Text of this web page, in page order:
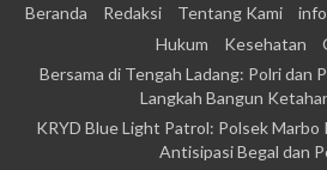
Skip
content
Beranda Redaksi Tentang Kami
Hukum
Kesehatan
Bersama di Tengah Ladang: Polri dan
Langkah Bangun
KRYD Blue Light Patrol: Polsek
Antisipasi Begal dan